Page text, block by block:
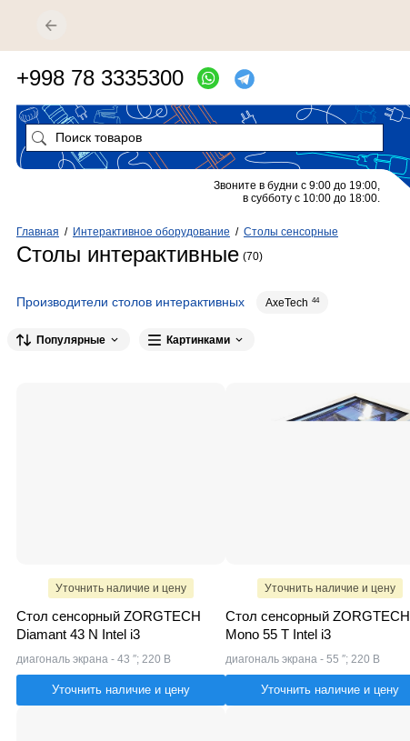
Главная / Интерактивное оборудование / Столы сенсорные
Столы интерактивные (70)
Производители столов интерактивных AxeTech 44
Популярные Картинками
Уточнить наличие и цену
Стол сенсорный ZORGTECH
Diamant 43 N Intel i3
диагональ экрана - 43 ″; 220 В
Уточнить наличие и цену
Уточнить наличие и цену
Стол сенсорный ZORGTECH
Mono 55 T Intel i3
диагональ экрана - 55 ″; 220 В
Уточнить наличие и цену
+998 78 3335300
Звоните в будни с 9:00 до 19:00,
в субботу с 10:00 до 18:00.